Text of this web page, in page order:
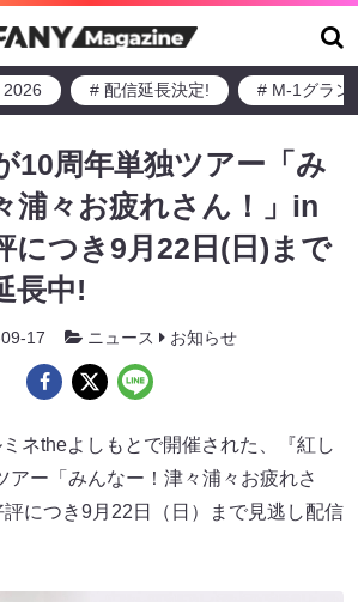
# 配信延長決定! # M-1グラン
10周年単独ツアー「み
浦々お疲れさん！」in
につき9月22日(日)まで
長中!
17 ニュース お知らせ
ネtheよしもとで開催された、『紅し
アー「みんなー！津々浦々お疲れさ
につき9月22日（日）まで見逃し配信